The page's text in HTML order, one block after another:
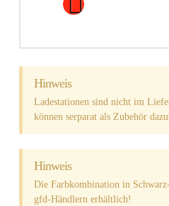
Hinweis
Ladestationen sind nicht im
können serparat als Zubehör
Hinweis
Die Farbkombination in
gfd-Händlern erhältlich!